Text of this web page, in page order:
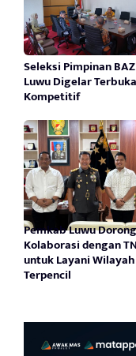
Seleksi Pimpinan
Luwu Digelar
Kompetitif
Pemkab Luwu Dorong
Kolaborasi dengan
untuk Layani Wilayah
Terpencil